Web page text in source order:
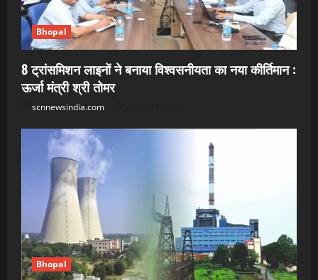
Bhopal
8 ट्रांसमिशन लाइनों ने बनाया विश्वसनीयता का नया कीर्तिमान :
ऊर्जा मंत्री श्री तोमर
scnnewsindia.com
Bhopal